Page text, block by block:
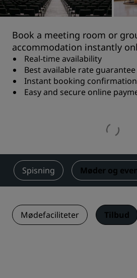
Book a meeting room or
accommodation instantly
Real-time availability
Best available rate guarantee
Instant booking confirmation
Easy and secure online
Spisning Møder og
Mødefaciliteter Tilbud